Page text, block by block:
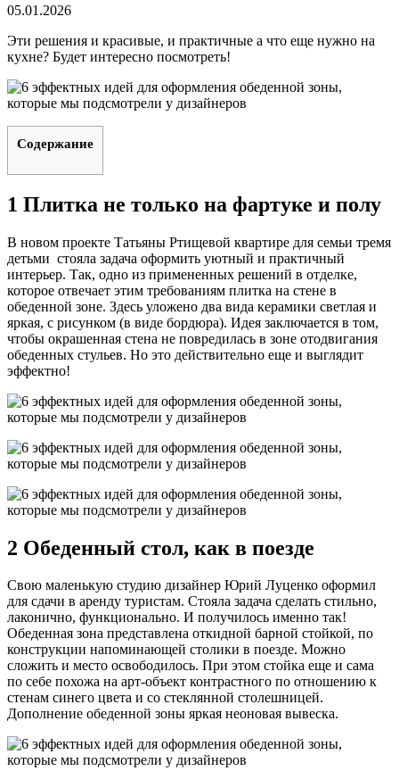
05.01.2026
Эти решения и красивые, и практичные а что еще нужно на
кухне? Будет интересно посмотреть!
Содержание
1 Плитка не только на фартуке и полу
В новом проекте Татьяны Ртищевой квартире для семьи тремя
детьми стояла задача оформить уютный и практичный
интерьер. Так, одно из примененных решений в отделке,
которое отвечает этим требованиям плитка на стене в
обеденной зоне. Здесь уложено два вида керамики светлая и
яркая, с рисунком (в виде бордюра). Идея заключается в том,
чтобы окрашенная стена не повредилась в зоне отодвигания
обеденных стульев. Но это действительно еще и выглядит
эффектно!
2 Обеденный стол, как в поезде
Свою маленькую студию дизайнер Юрий Луценко оформил
для сдачи в аренду туристам. Стояла задача сделать стильно,
лаконично, функционально. И получилось именно так!
Обеденная зона представлена откидной барной стойкой, по
конструкции напоминающей столики в поезде. Можно
сложить и место освободилось. При этом стойка еще и сама
по себе похожа на арт-объект контрастного по отношению к
стенам синего цвета и со стеклянной столешницей.
Дополнение обеденной зоны яркая неоновая вывеска.